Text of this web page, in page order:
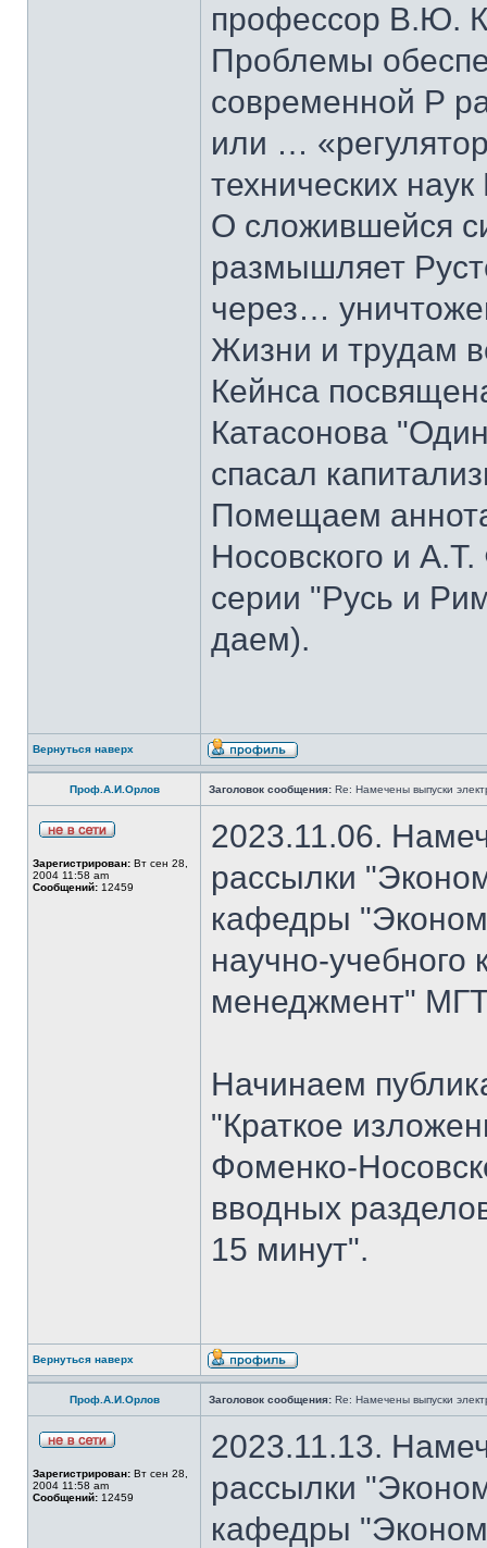
профессор В.Ю.
Проблемы
современной Р
или …
технических
О сложившейся
размышляет
через…
Жизни и трудам
Кейнса
Катасонова
спасал
Помещаем
Носовского и
серии "Русь и
даем).
Вернуться наверх
Проф.А.И.Орлов Заголовок сообщения: Re: Намечены выпуски
Зарегистрирован: Вт сен 28,
2004 11:58 am
Сообщений: 12459
2023.11.06.
рассылки
кафедры
научно-
менеджмент"
Начинаем
"Краткое
Фоменко-
вводных
15 минут".
Вернуться наверх
Проф.А.И.Орлов Заголовок сообщения: Re: Намечены выпуски
Зарегистрирован: Вт сен 28,
2004 11:58 am
Сообщений: 12459
2023.11.13.
рассылки
кафедры